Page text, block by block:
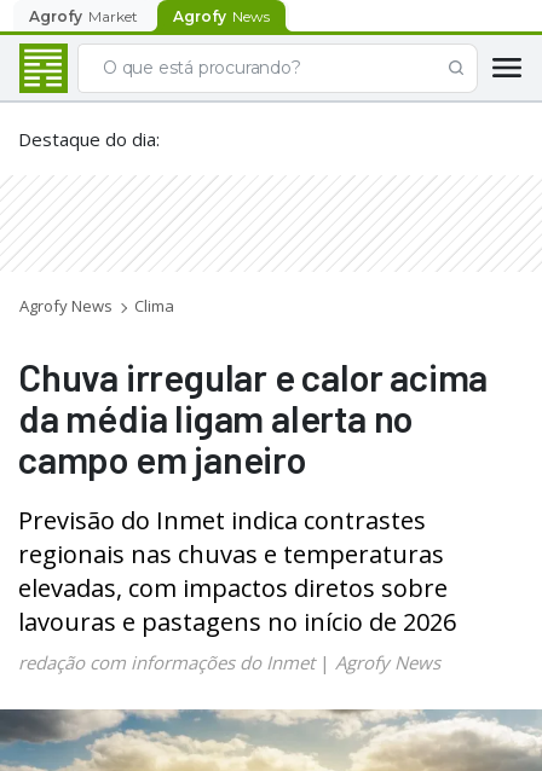
Agrofy Market Agrofy News
Destaque do dia:
Agrofy News Clima
Chuva irregular e calor acima
da média ligam alerta no
campo em janeiro
Previsão do Inmet indica contrastes
regionais nas chuvas e temperaturas
elevadas, com impactos diretos sobre
lavouras e pastagens no início de 2026
redação com informações do Inmet| Agrofy News